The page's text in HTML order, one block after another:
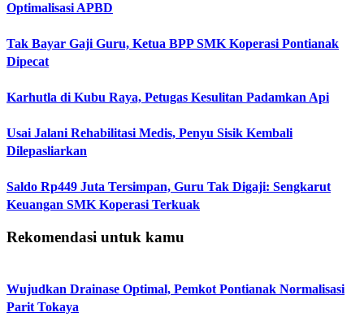
Optimalisasi APBD
Tak Bayar Gaji Guru, Ketua BPP SMK Koperasi Pontianak
Dipecat
Karhutla di Kubu Raya, Petugas Kesulitan Padamkan Api
Usai Jalani Rehabilitasi Medis, Penyu Sisik Kembali
Dilepasliarkan
Saldo Rp449 Juta Tersimpan, Guru Tak Digaji: Sengkarut
Keuangan SMK Koperasi Terkuak
Rekomendasi untuk kamu
Wujudkan Drainase Optimal, Pemkot Pontianak Normalisasi
Parit Tokaya